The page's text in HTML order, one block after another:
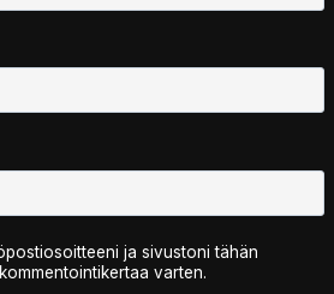
ja sivustoni tähän
varten.